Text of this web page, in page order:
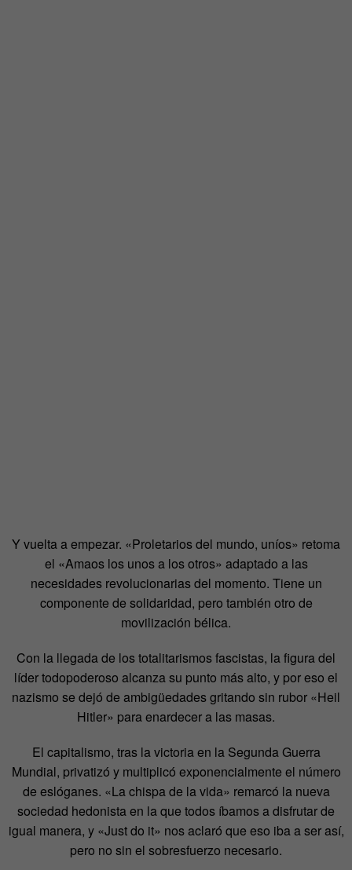
Y vuelta a empezar. «Proletarios del mundo, uníos» retoma
el «Amaos los unos a los otros» adaptado a las
necesidades revolucionarias del momento. Tiene un
componente de solidaridad, pero también otro de
movilización bélica.
Con la llegada de los totalitarismos fascistas, la figura del
líder todopoderoso alcanza su punto más alto, y por eso el
nazismo se dejó de ambigüedades gritando sin rubor «Heil
Hitler» para enardecer a las masas.
El capitalismo, tras la victoria en la Segunda Guerra
Mundial, privatizó y multiplicó exponencialmente el número
de eslóganes. «La chispa de la vida» remarcó la nueva
sociedad hedonista en la que todos íbamos a disfrutar de
igual manera, y «Just do it» nos aclaró que eso iba a ser así,
pero no sin el sobresfuerzo necesario.